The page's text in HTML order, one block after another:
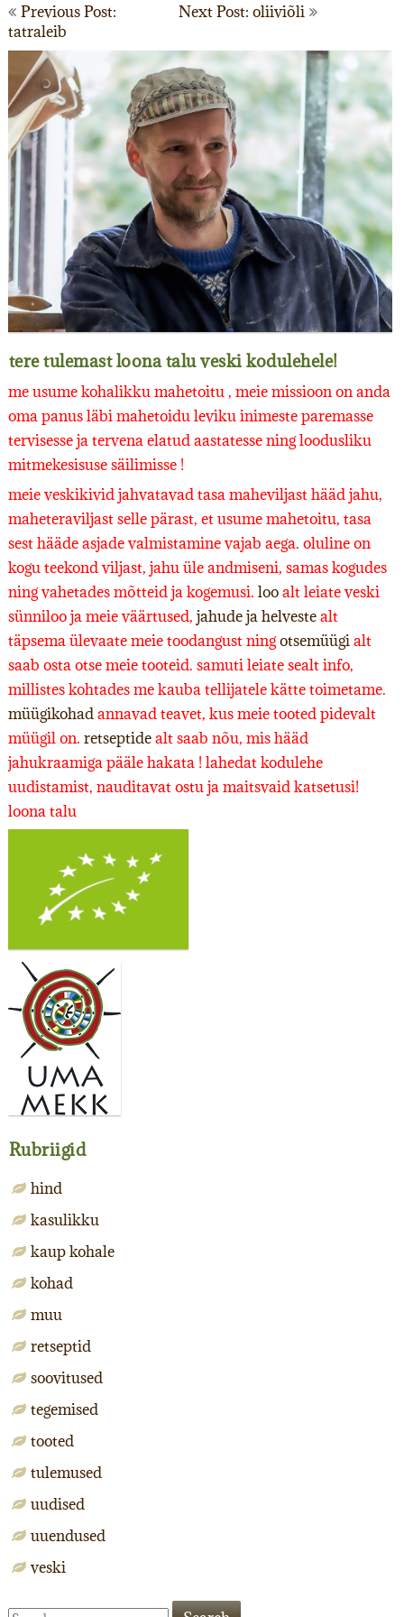
Navigeerimine
Previous Post:
tatraleib
Next Post: oliiviõli
tere tulemast loona talu veski kodulehele!
me usume kohalikku mahetoitu , meie missioon on anda
oma panus läbi mahetoidu leviku inimeste paremasse
tervisesse ja tervena elatud aastatesse ning loodusliku
mitmekesisuse säilimisse !
meie veskikivid jahvatavad tasa maheviljast hääd jahu,
maheteraviljast selle pärast, et usume mahetoitu, tasa
sest hääde asjade valmistamine vajab aega. oluline on
kogu teekond viljast, jahu üle andmiseni, samas kogudes
ning vahetades mõtteid ja kogemusi. looalt leiate veski
sünniloo ja meie väärtused, jahude ja helvestealt
täpsema ülevaate meie toodangust ningotsemüügialt
saab osta otse meie tooteid. samuti leiate sealt info,
millistes kohtades me kauba tellijatele kätte toimetame.
müügikohadannavad teavet, kus meie tooted pidevalt
müügil on. retseptidealt saab nõu, mis hääd
jahukraamiga pääle hakata ! lahedat kodulehe
uudistamist, nauditavat ostu ja maitsvaid katsetusi!
loona talu
Rubriigid
hind
kasulikku
kaup kohale
kohad
muu
retseptid
soovitused
tegemised
tooted
tulemused
uudised
uuendused
veski